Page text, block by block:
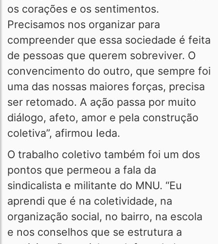
os corações e os sentimentos.
Precisamos nos organizar para
compreender que essa sociedade é feita
de pessoas que querem sobreviver. O
convencimento do outro, que sempre foi
uma das nossas maiores forças, precisa
ser retomado. A ação passa por muito
diálogo, afeto, amor e pela construção
coletiva”, afirmou Ieda.
O trabalho coletivo também foi um dos
pontos que permeou a fala da
sindicalista e militante do MNU. “Eu
aprendi que é na coletividade, na
organização social, no bairro, na escola
e nos conselhos que se estrutura a